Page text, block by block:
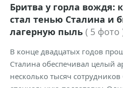
Бритва у горла вождя:
стал тенью Сталина и
лагерную пыль ( 5 фото
В конце двадцатых годов
Сталина обеспечивал целый
несколько тысяч